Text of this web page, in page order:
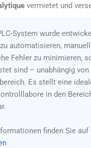
vermietet und
System wurde
automatisieren,
Fehler zu minimieren,
sind – unabhängig von
Es stellt eine
in den
finden Sie